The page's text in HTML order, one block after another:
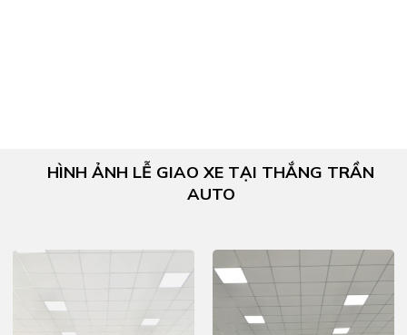
HÌNH ẢNH LỄ GIAO XE TẠI THẮNG TRẦN
AUTO